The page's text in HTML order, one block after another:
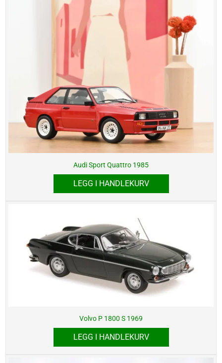
Audi Sport Quattro 1985
LEGG I HANDLEKURV
Volvo P 1800 S 1969
LEGG I HANDLEKURV